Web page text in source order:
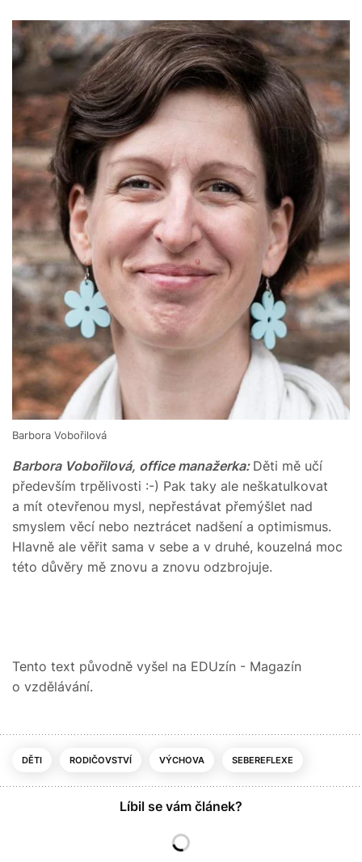
Barbora Vobořilová
Barbora Vobořilová, office manažerka: Děti mě učí
především trpělivosti :-) Pak taky ale neškatulkovat
a mít otevřenou mysl, nepřestávat přemýšlet nad
smyslem věcí nebo neztrácet nadšení a optimismus.
Hlavně ale věřit sama v sebe a v druhé, kouzelná moc
této důvěry mě znovu a znovu odzbrojuje.
Tento text původně vyšel na EDUzín - Magazín
o vzdělávání.
DĚTI RODIČOVSTVÍ VÝCHOVA SEBEREFLEXE
Líbil se vám článek?